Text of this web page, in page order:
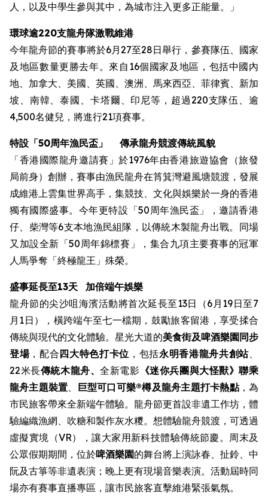
人，以及中學生參與其中，為城市注入更多正能量。」
環球逾220支龍舟隊激戰維港
今年龍舟節的賽事將於6月27至28日舉行，參賽隊伍、國家
及地區數量更勝去年。來自16個國家及地區，包括中國內
地、加拿大、美國、英國、澳洲、馬來西亞、菲律賓、新加
坡、南韓、泰國、卡塔爾、印尼等，超過220支隊伍、逾
4,500名健兒，將進行21項賽事。
特設 「50周年漁民盃」
傳承龍舟競渡傳統風貌
「香港國際龍舟邀請賽」於1976年由香港旅遊協會（旅發
局前身）創辦，賽事由漁民龍舟在筲箕灣避風塘競渡，發展
成維港上雲集世界高手，集競技、文化與娛樂於一身的香港
獨有國際盛事。今年更特設「50周年漁民盃」，邀請香港
仔、柴灣等6支本地漁民組隊，以傳統木製龍舟出戰。同場
又加設全新「50周年錦標賽」，集合九項主要賽事的冠軍
人馬爭奪「終極龍王」殊榮。
盛事延長至13天
加倍端午娛樂
龍舟節的尖沙咀海濱活動將首次延長至13日（6月19日至7
月1日），橫跨端午至七一檔期，鼓勵旅客留港，享受揉合
傳統與現代的文化體驗。星光大道的美食街及啤酒樂園同步
登場，配合四大特色打卡位 ，包括永明香港龍舟共創站、
22米長傳統木龍舟、全新電影 《迷你兵團與大怪獸》聯乘
龍舟主題裝置、 巨型可口可樂®樽及龍舟主題打卡熱點，為
市民旅客帶來全新端午體驗。龍舟節更首設非遺工作坊，體
驗編織漁網、吹糖和製作灰水糭。想體驗龍舟競渡，可透過
虛擬實境（VR），讓大家用新科技體驗傳統節慶。周末及
公眾假期期間，位於啤酒樂園的舞台將上演詠春、扯鈴、中
阮及古箏等非遺表演；晚上更有現場音樂表演。活動屆時同
場亦有賽事直播專區，讓市民旅客直擊維港緊張氣氛。